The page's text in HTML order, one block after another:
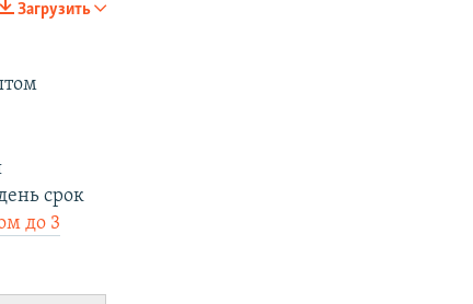
SHARE
Загрузить
срок
до 3